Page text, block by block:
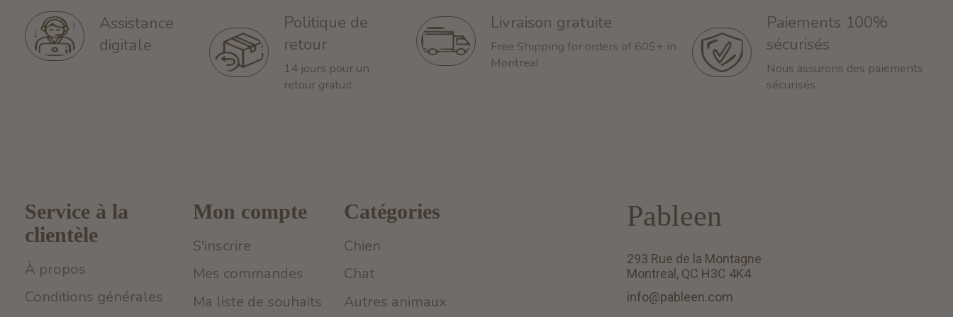
Assistance
digitale
Politique de
retour
14 jours pour un
retour gratuit
Livraison gratuite
Free Shipping for orders of 60$+ in
Montreal
Paiements 100%
sécurisés
Nous assurons des paiements
sécurisés
Service à la
clientèle
À propos
Conditions générales
Mon compte
S'inscrire
Mes commandes
Ma liste de souhaits
Catégories
Chien
Chat
Autres animaux
Pableen
293 Rue de la Montagne
Montreal, QC H3C 4K4
info@pableen.com